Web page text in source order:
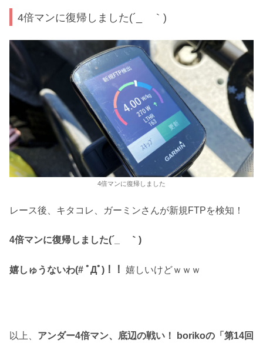
4倍マンに復帰しました(´_ゝ｀)
4倍マンに復帰しました
レース後、キタコレ、ガーミンさんが新規FTPを検知！
4倍マンに復帰しました(´_ゝ｀)
嬉しゅうないわ(# ﾟДﾟ)！！ 嬉しいけどｗｗｗ
以上、 アンダー4倍マン、底辺の戦い！ borikoの「第14回